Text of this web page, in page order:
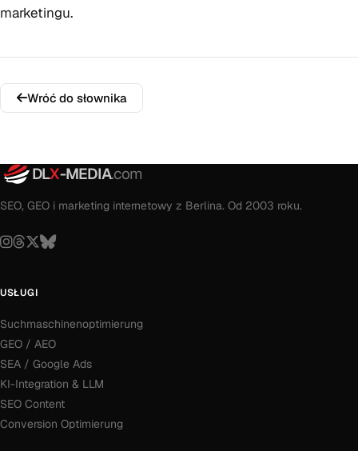
marketingu.
Wróć do słownika
DLX-MEDIA.com
SEO, GEO i marketing internetowy z Berlina. Od 2003 roku.
USŁUGI
Suchmaschinenoptimierung
GEO / AEO
SEA / Google Ads
KI-Integration & LLM
SEO Content
Conversion Optimierung